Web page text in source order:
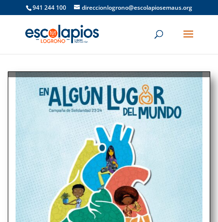
941 244 100 direccionlogrono@escolapiosemaus.org